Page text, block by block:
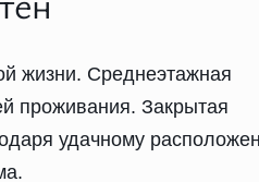
жизни. Среднеэтажная
проживания. Закрытая
удачному